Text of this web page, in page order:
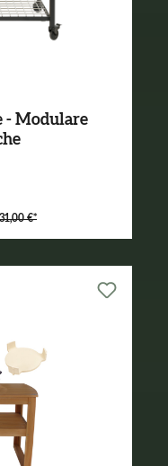
- Modulare
€*